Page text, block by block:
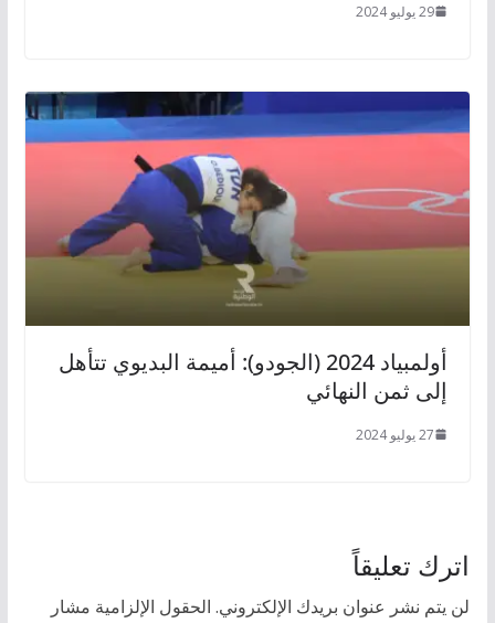
29 يوليو 2024
أولمبياد 2024 (الجودو): أميمة البديوي تتأهل
إلى ثمن النهائي
27 يوليو 2024
اترك تعليقاً
لن يتم نشر عنوان بريدك الإلكتروني. الحقول الإلزامية مشار